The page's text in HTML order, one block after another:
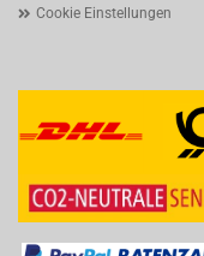
Cookie Einstellungen